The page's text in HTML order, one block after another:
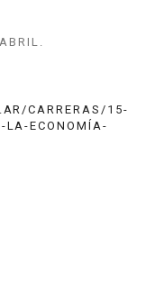
CARRERAS/ 15-
LA-ECONOMÍA-